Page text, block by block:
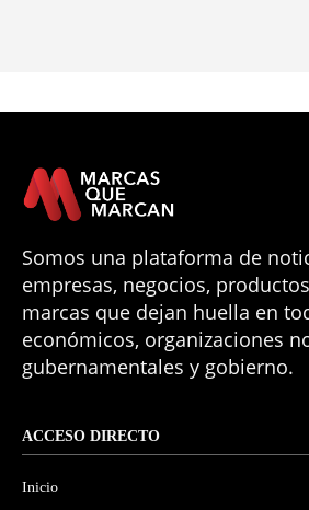
Somos una plataforma de
empresas, negocios,
marcas que dejan huella en
económicos, organizaciones
gubernamentales y gobierno.
ACCESO DIRECTO
Inicio